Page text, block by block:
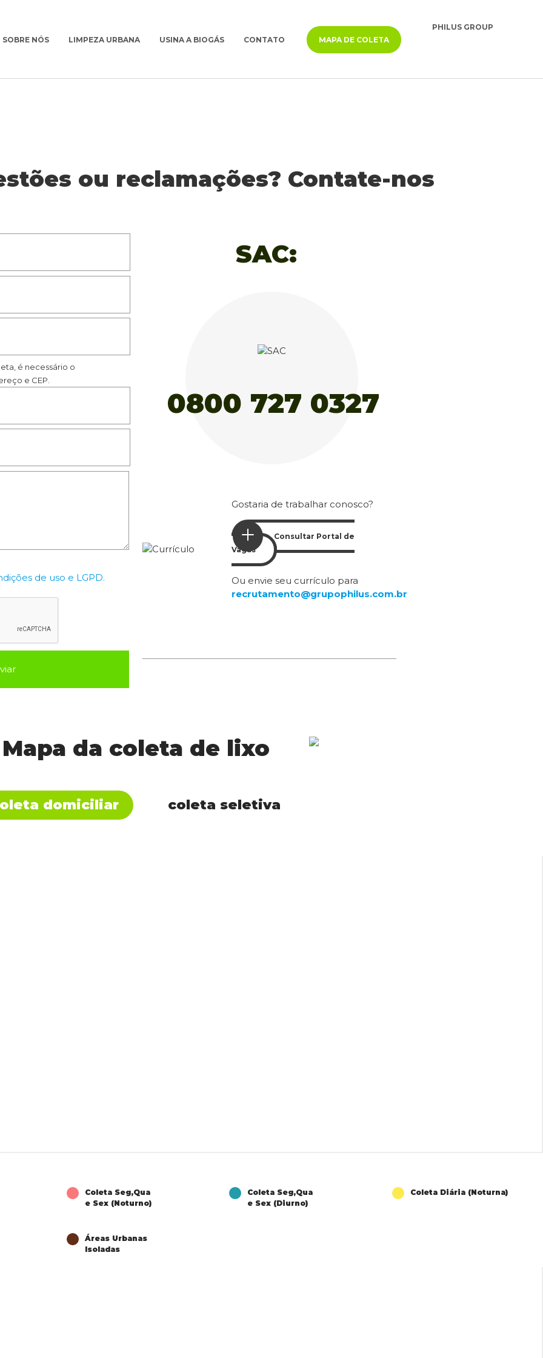
SOBRE NÓS LIMPEZA URBANA USINA A BIOGÁS CONTATO MAPA DE COLETA
ou reclamações? Contate-nos
é necessário o
e CEP.
de uso e LGPD.
SAC:
Gostaria de trabalhar conosco?
Consultar Portal de
Vagas
Ou envie seu currículo para
recrutamento@grupophilus.com.br
Mapa da coleta de lixo
domiciliar coleta seletiva
Coleta Seg,Qua
e Sex (Noturno)
Coleta Seg,Qua
e Sex (Diurno)
Coleta Diária (Noturna)
Áreas Urbanas
Isoladas